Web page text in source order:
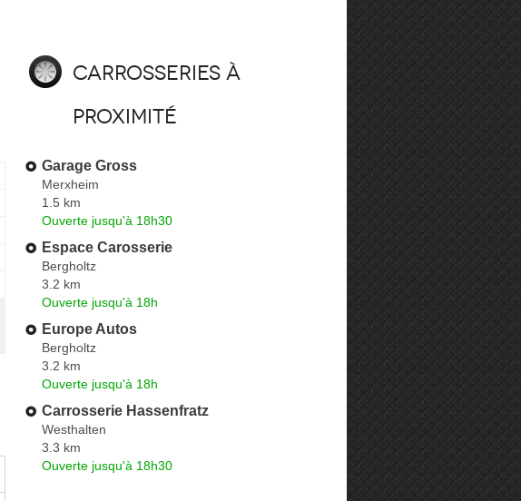
Carrosseries à
proximité
Garage Gross
Merxheim
1.5 km
Ouverte jusqu'à 18h30
Espace Carosserie
Bergholtz
3.2 km
Ouverte jusqu'à 18h
Europe Autos
Bergholtz
3.2 km
Ouverte jusqu'à 18h
Carrosserie Hassenfratz
Westhalten
3.3 km
Ouverte jusqu'à 18h30